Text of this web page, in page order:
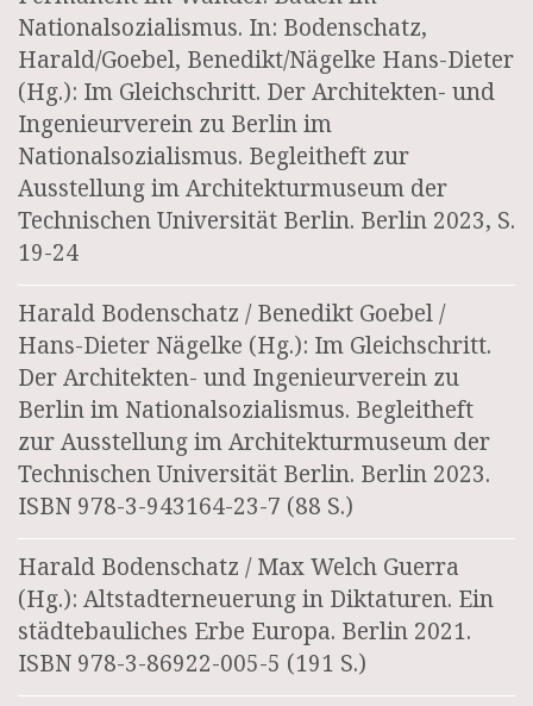
Nationalsozialismus. In: Bodenschatz,
Harald/Goebel, Benedikt/Nägelke Hans-Dieter
(Hg.): Im Gleichschritt. Der Architekten- und
Ingenieurverein zu Berlin im
Nationalsozialismus. Begleitheft zur
Ausstellung im Architekturmuseum der
Technischen Universität Berlin. Berlin 2023, S.
19-24
Harald Bodenschatz / Benedikt Goebel /
Hans-Dieter Nägelke (Hg.): Im Gleichschritt.
Der Architekten- und Ingenieurverein zu
Berlin im Nationalsozialismus. Begleitheft
zur Ausstellung im Architekturmuseum der
Technischen Universität Berlin. Berlin 2023.
ISBN 978-3-943164-23-7 (88 S.)
Harald Bodenschatz / Max Welch Guerra
(Hg.): Altstadterneuerung in Diktaturen. Ein
städtebauliches Erbe Europa. Berlin 2021.
ISBN 978-3-86922-005-5 (191 S.)